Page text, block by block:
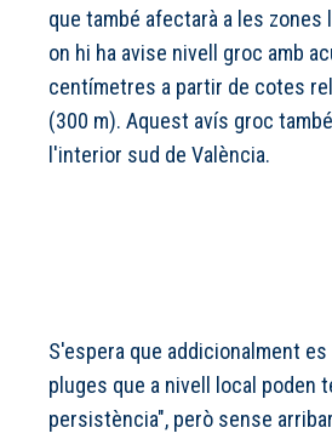
que també afectarà a les zones
on hi ha avise nivell groc amb
centímetres a partir de cotes
(300 m). Aquest avís groc
l'interior sud de València.
S'espera que addicionalment
pluges que a nivell local poden
persistència", però sense